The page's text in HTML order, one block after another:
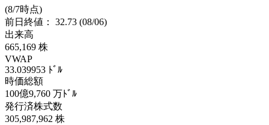
(8/7時点)
前日終値： 32.73 (08/06)
出来高
665,169 株
VWAP
33.039953 ﾄﾞﾙ
時価総額
100億9,760 万ﾄﾞﾙ
発行済株式数
305,987,962 株